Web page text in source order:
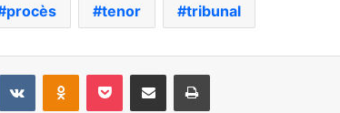
procès tenor tribunal
VKontakteOdnoklassniki
Pocket Partager par email Imprimer